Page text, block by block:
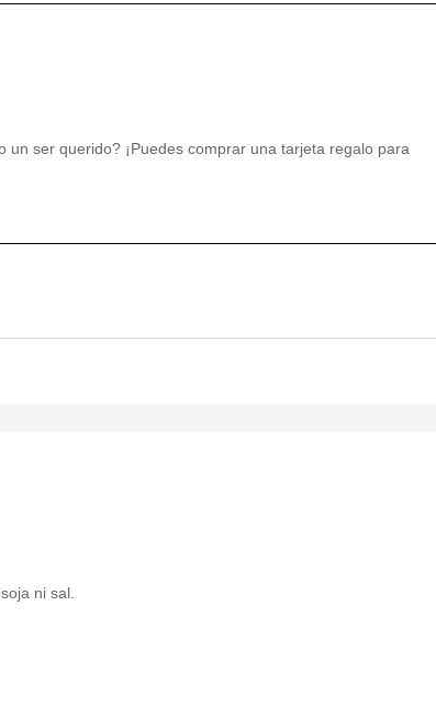
ser querido? ¡Puedes comprar una tarjeta regalo para
ni sal.